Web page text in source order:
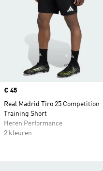
Price
€ 45
Real Madrid Tiro 25 Competition
Training Short
Heren Performance
2 kleuren